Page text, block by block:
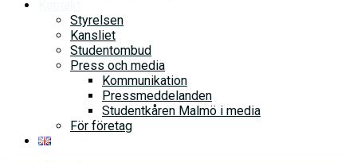
Styrelsen
Kansliet
Studentombud
Press och media
Kommunikation
Pressmeddelanden
Studentkåren Malmö i media
För företag